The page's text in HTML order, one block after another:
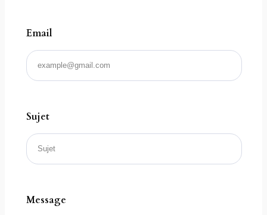
Email
Sujet
Message